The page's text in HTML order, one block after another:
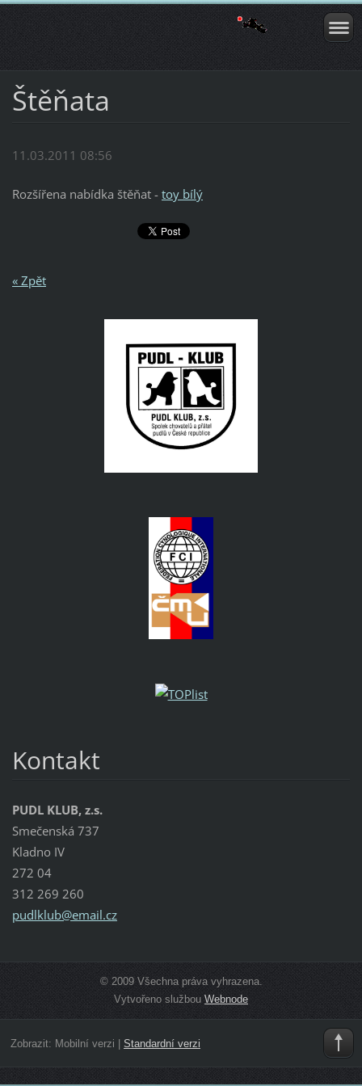
Štěňata
11.03.2011 08:56
Rozšířena nabídka štěňat - toy bílý
« Zpět
Kontakt
PUDL KLUB, z.s.
Smečenská 737
Kladno IV
272 04
312 269 260
pudlklub@email.cz
© 2009 Všechna práva vyhrazena.
Vytvořeno službou Webnode
Zobrazit: Mobilní verzi Standardní verzi